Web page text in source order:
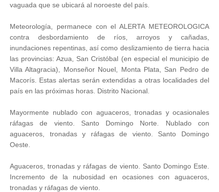
vaguada que se ubicará al noroeste del país.
Meteorología, permanece con el ALERTA METEOROLOGICA
contra desbordamiento de ríos, arroyos y cañadas,
inundaciones repentinas, así como deslizamiento de tierra hacia
las provincias: Azua, San Cristóbal (en especial el municipio de
Villa Altagracia), Monseñor Nouel, Monta Plata, San Pedro de
Macorís. Estas alertas serán extendidas a otras localidades del
país en las próximas horas. Distrito Nacional.
Mayormente nublado con aguaceros, tronadas y ocasionales
ráfagas de viento. Santo Domingo Norte. Nublado con
aguaceros, tronadas y ráfagas de viento. Santo Domingo
Oeste.
Aguaceros, tronadas y ráfagas de viento. Santo Domingo Este.
Incremento de la nubosidad en ocasiones con aguaceros,
tronadas y ráfagas de viento.